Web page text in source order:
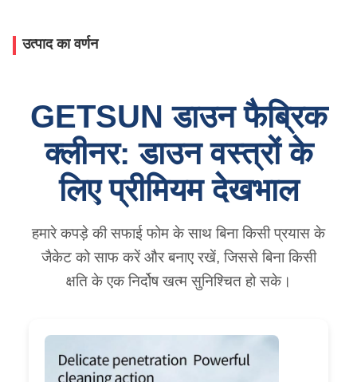
उत्पाद का वर्णन
GETSUN डाउन फैब्रिक
क्लीनर: डाउन वस्त्रों के
लिए प्रीमियम देखभाल
हमारे कपड़े की सफाई फोम के साथ बिना किसी प्रयास के
जैकेट को साफ करें और बनाए रखें, जिससे बिना किसी
क्षति के एक निर्दोष खत्म सुनिश्चित हो सके।